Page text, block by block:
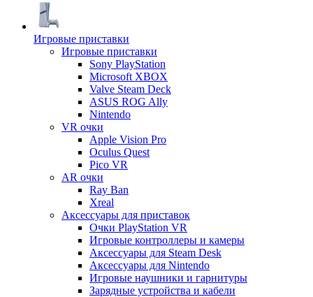
Игровые приставки
Игровые приставки
Sony PlayStation
Microsoft XBOX
Valve Steam Deck
ASUS ROG Ally
Nintendo
VR очки
Apple Vision Pro
Oculus Quest
Pico VR
AR очки
Ray Ban
Xreal
Аксессуары для приставок
Очки PlayStation VR
Игровые контроллеры и камеры
Аксессуары для Steam Desk
Аксессуары для Nintendo
Игровые наушники и гарнитуры
Зарядные устройства и кабели